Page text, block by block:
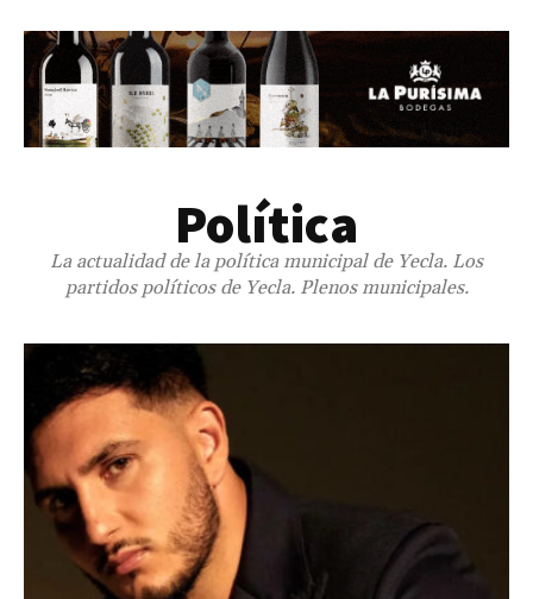
Política
La actualidad de la política municipal de Yecla. Los
partidos políticos de Yecla. Plenos municipales.